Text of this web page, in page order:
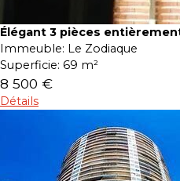
Élégant 3 pièces
Immeuble: Le Zodiaque
Superficie: 69 m²
8 500 €
Détails